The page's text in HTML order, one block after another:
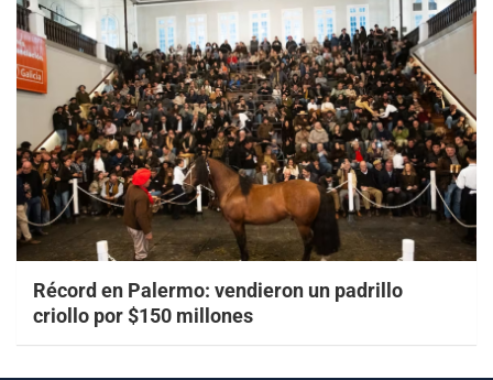
Récord en Palermo: vendieron un padrillo
criollo por $150 millones